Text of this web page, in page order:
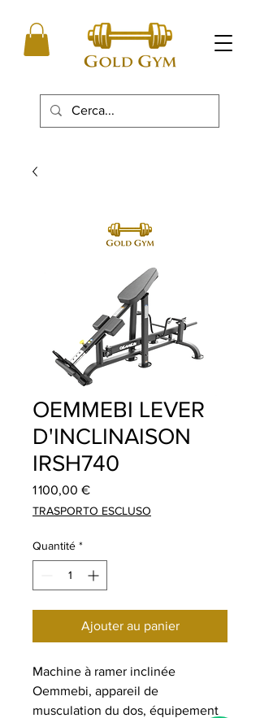
OEMMEBI LEVER
D'INCLINAISON
IRSH740
1 100,00 €Prix
TRASPORTO ESCLUSO
Quantité *
Ajouter au panier
Machine à ramer inclinée
Oemmebi, appareil de
musculation du dos, équipement